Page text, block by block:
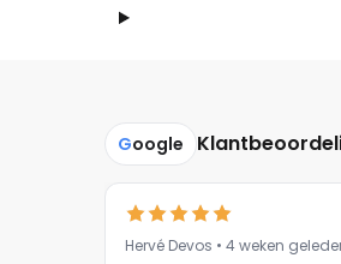
de
Google
Hervé Devos • 4 weken